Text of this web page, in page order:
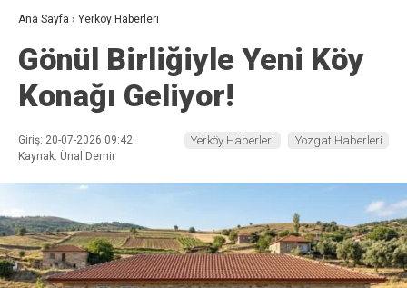
Ana Sayfa › Yerköy Haberleri
Gönül Birliğiyle Yeni Köy
Konağı Geliyor!
Giriş: 20-07-2026 09:42
Kaynak: Ünal Demir
Yerköy Haberleri Yozgat Haberleri